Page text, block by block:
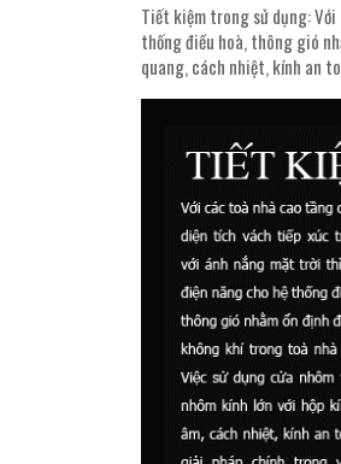
Tiết kiệm trong sử dụng:
thống điều hoà, thông gió
quang, cách nhiệt, kính an